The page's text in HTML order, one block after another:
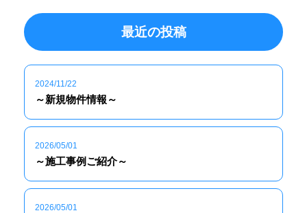
最近の投稿
2024/11/22
～新規物件情報～
2026/05/01
～施工事例ご紹介～
2026/05/01